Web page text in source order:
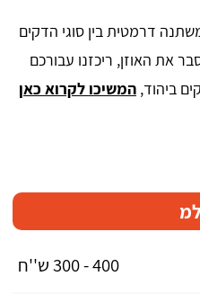
דרמטית בין סוגי הדקים
את האוזן, ריכזנו עבורכם
ביהוד, המשיכו לקרוא כאן
400 - 300 ש''ח